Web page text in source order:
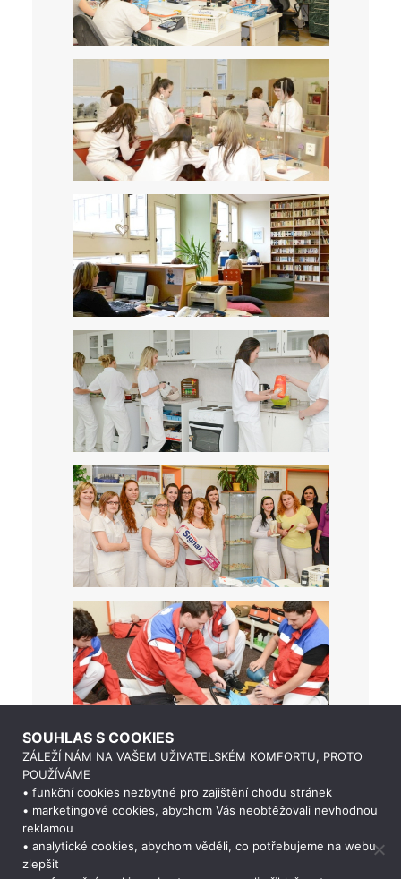
SOUHLAS S COOKIES
ZÁLEŽÍ NÁM NA VAŠEM UŽIVATELSKÉM KOMFORTU, PROTO
POUŽÍVÁME
• funkční cookies nezbytné pro zajištění chodu stránek
• marketingové cookies, abychom Vás neobtěžovali nevhodnou
reklamou
• analytické cookies, abychom věděli, co potřebujeme na webu
zlepšit